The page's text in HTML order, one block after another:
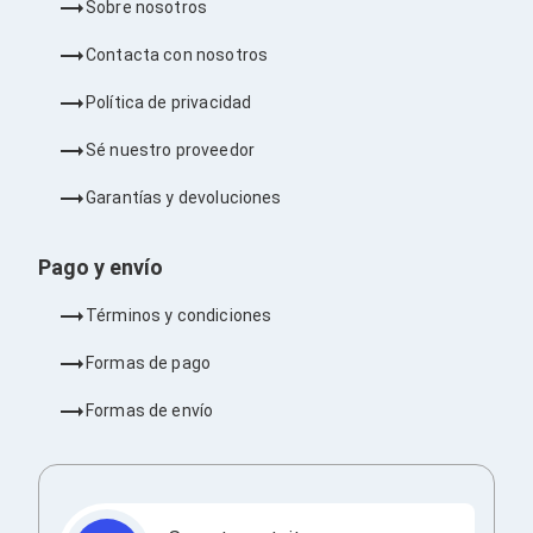
Ventiladores
Quemadores de DVD
Accesorios para Laptops
Docking Stations
Candados para Laptops
Mochilas para Laptops
Soportes para Celulares y Tablets
Lápices para Tablets
Webcams y Audio
Webcams
Accesorios para PC's
Sobre nosotros
Contacta con nosotros
Política de privacidad
Sé nuestro proveedor
Garantías y devoluciones
Pago y envío
Términos y condiciones
Formas de pago
Formas de envío